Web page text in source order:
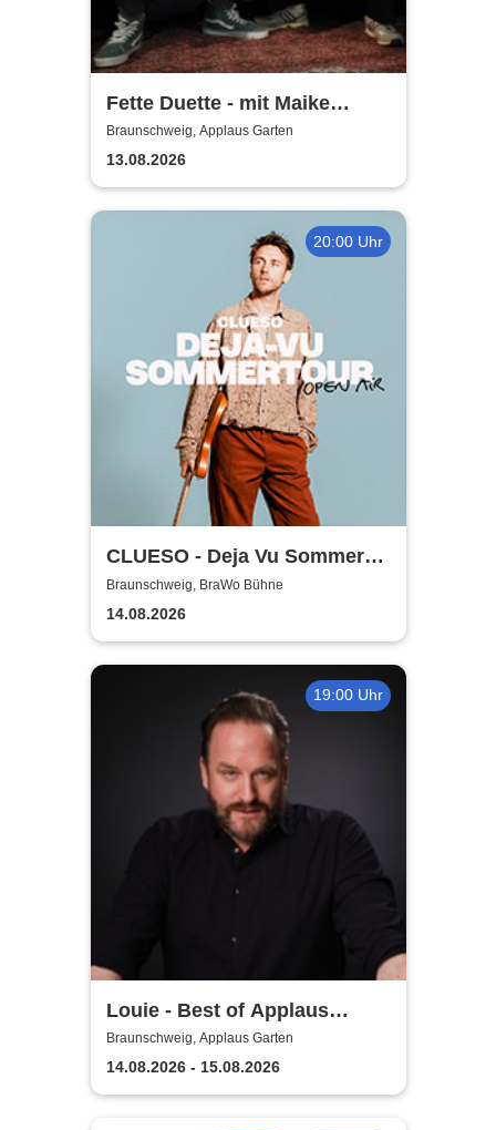
Fette Duette - mit Maike
Jacobs & Markus Schultze
Braunschweig, Applaus Garten
13.08.2026
20:00 Uhr
CLUESO - Deja Vu Sommer
Open Air
Braunschweig, BraWo Bühne
14.08.2026
19:00 Uhr
Louie - Best of Applaus
Garten
Braunschweig, Applaus Garten
14.08.2026 - 15.08.2026